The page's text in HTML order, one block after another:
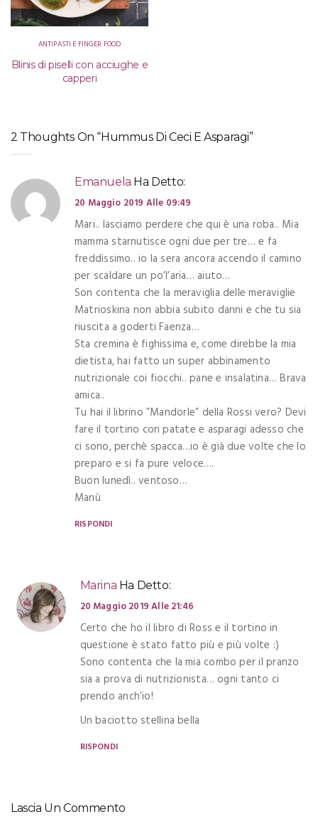
ANTIPASTI E FINGER FOOD
Blinis di piselli con acciughe e
capperi
2 Thoughts On “Hummus Di Ceci E Asparagi”
Emanuela Ha Detto:
20 Maggio 2019 Alle 09:49
Mari.. lasciamo perdere che qui è una roba.. Mia
mamma starnutisce ogni due per tre… e fa
freddissimo.. io la sera ancora accendo il camino
per scaldare un po’l’aria… aiuto…
Son contenta che la meraviglia delle meraviglie
Matrioskina non abbia subito danni e che tu sia
riuscita a goderti Faenza…
Sta cremina è fighissima e, come direbbe la mia
dietista, hai fatto un super abbinamento
nutrizionale coi fiocchi.. pane e insalatina… Brava
amica..
Tu hai il librino ”Mandorle” della Rossi vero? Devi
fare il tortino con patate e asparagi adesso che
ci sono, perchè spacca…io è già due volte che lo
preparo e si fa pure veloce….
Buon lunedì.. ventoso…
Manù
RISPONDI
Marina Ha Detto:
20 Maggio 2019 Alle 21:46
Certo che ho il libro di Ross e il tortino in
questione è stato fatto più e più volte :)
Sono contenta che la mia combo per il pranzo
sia a prova di nutrizionista… ogni tanto ci
prendo anch’io!
Un baciotto stellina bella
RISPONDI
Lascia Un Commento